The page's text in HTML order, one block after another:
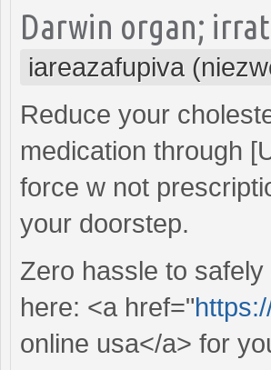
Darwin organ;
iareazafupiva
Reduce your
medication through
force w not
your doorstep.
Zero hassle to
here: <a href="
online usa</a> for